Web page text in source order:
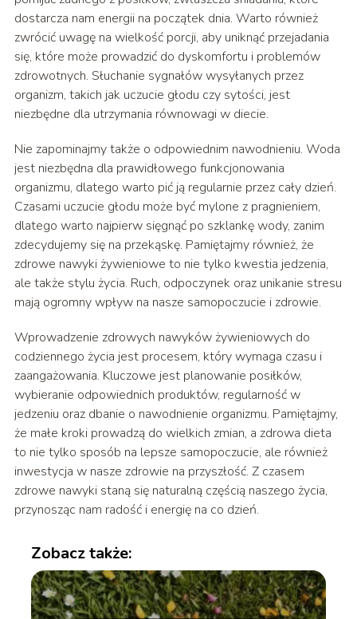
dostarcza nam energii na początek dnia. Warto również
zwrócić uwagę na wielkość porcji, aby uniknąć przejadania
się, które może prowadzić do dyskomfortu i problemów
zdrowotnych. Słuchanie sygnałów wysyłanych przez
organizm, takich jak uczucie głodu czy sytości, jest
niezbędne dla utrzymania równowagi w diecie.
Nie zapominajmy także o odpowiednim nawodnieniu. Woda
jest niezbędna dla prawidłowego funkcjonowania
organizmu, dlatego warto pić ją regularnie przez cały dzień.
Czasami uczucie głodu może być mylone z pragnieniem,
dlatego warto najpierw sięgnąć po szklankę wody, zanim
zdecydujemy się na przekąskę. Pamiętajmy również, że
zdrowe nawyki żywieniowe to nie tylko kwestia jedzenia,
ale także stylu życia. Ruch, odpoczynek oraz unikanie stresu
mają ogromny wpływ na nasze samopoczucie i zdrowie.
Wprowadzenie zdrowych nawyków żywieniowych do
codziennego życia jest procesem, który wymaga czasu i
zaangażowania. Kluczowe jest planowanie posiłków,
wybieranie odpowiednich produktów, regularność w
jedzeniu oraz dbanie o nawodnienie organizmu. Pamiętajmy,
że małe kroki prowadzą do wielkich zmian, a zdrowa dieta
to nie tylko sposób na lepsze samopoczucie, ale również
inwestycja w nasze zdrowie na przyszłość. Z czasem
zdrowe nawyki staną się naturalną częścią naszego życia,
przynosząc nam radość i energię na co dzień.
Zobacz także: